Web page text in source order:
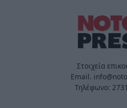
Στοιχεία
Email.
Τηλέφωνο: